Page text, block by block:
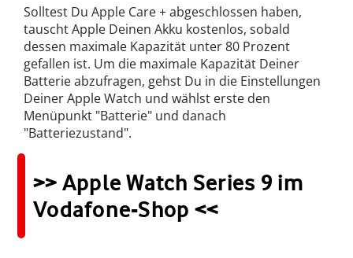
Solltest Du Apple Care + abgeschlossen haben,
tauscht Apple Deinen Akku kostenlos, sobald
dessen maximale Kapazität unter 80 Prozent
gefallen ist. Um die maximale Kapazität Deiner
Batterie abzufragen, gehst Du in die Einstellungen
Deiner Apple Watch und wählst erste den
Menüpunkt "Batterie" und danach
"Batteriezustand".
>> Apple Watch Series 9 im
Vodafone-Shop <<